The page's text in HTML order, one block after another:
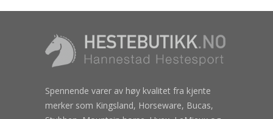
Spennende varer av høy kvalitet fra kjente
merker som Kingsland, Horseware, Bucas,